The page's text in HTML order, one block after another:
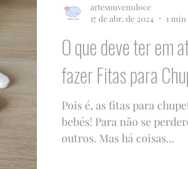
O que deve ter em
fazer Fitas para
Pois é, as fitas para
bebés! Para não se
outros. Mas há coisas...
artesnuvemdoce
17 de abr. de 2024
1